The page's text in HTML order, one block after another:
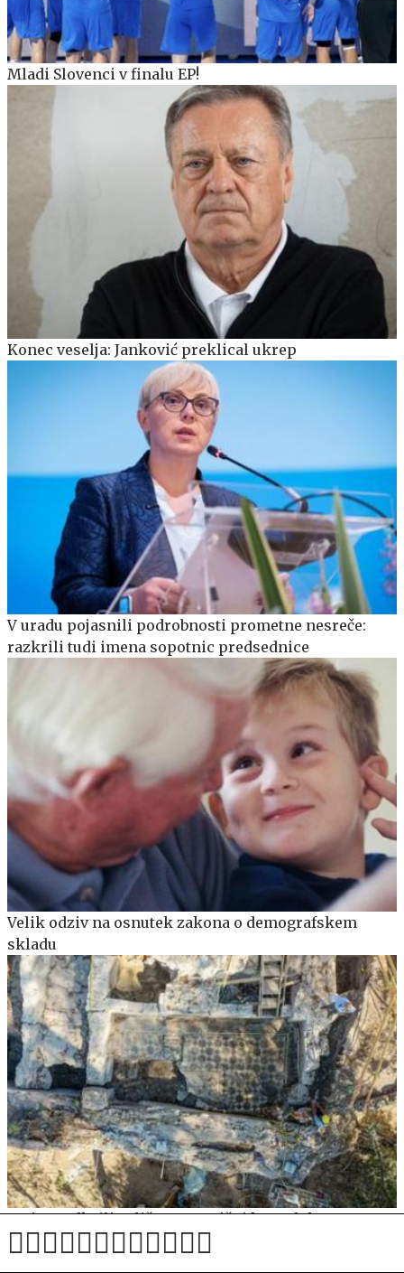
Mladi Slovenci v finalu EP!
Konec veselja: Janković preklical ukrep
V uradu pojasnili podrobnosti prometne nesreče:
razkrili tudi imena sopotnic predsednice
Velik odziv na osnutek zakona o demografskem
skladu
V Rimu odkrili veličasten antični kompleks z